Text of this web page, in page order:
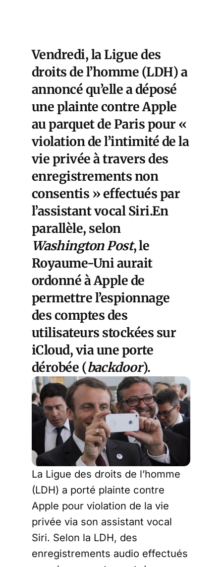
Vendredi,la Ligue des
droits de l’homme (LDH) a
annoncé qu’elle a déposé
une plainte contre Apple
au parquet de Paris pour «
violation de l’intimité de la
vie privée à travers des
enregistrements non
consentis » effectués par
l’assistant vocal Siri.En
parallèle, selon
Washington Post, le
Royaume-Uni aurait
ordonné à Apple de
permettre l’espionnage
des comptes des
utilisateurs stockées sur
iCloud, via une porte
dérobée (backdoor).
La Ligue des droits de l’homme
(LDH) a porté plainte contre
Apple pour violation de la vie
privée via son assistant vocal
Siri. Selon la LDH, des
enregistrements audio effectués